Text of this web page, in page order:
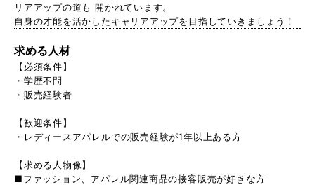
リアアップの道も 開かれています。
自身の才能を活かしたキャリアアップを目指していきましょう！
求める人材
【必須条件】
・学歴不問
・販売経験者
【歓迎条件】
・レディースアパレルでの販売経験が1年以上ある方
【求める人物像】
■ファッション、アパレル関連商品の接客販売が好きな方